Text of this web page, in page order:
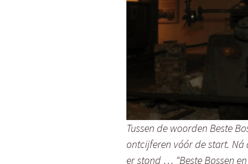
Tussen de woorden Beste
ontcijferen vóór de start.
er stond … “Beste Bossen en